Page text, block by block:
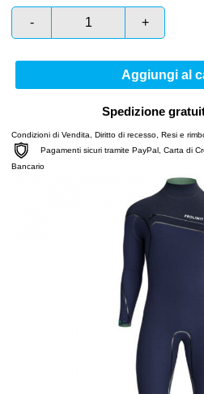
- +
Aggiungi al
Spedizione
Condizioni di Vendita Diritto di recesso Resi e
Pagamenti sicuri tramite PayPal, Carta di
Bancario